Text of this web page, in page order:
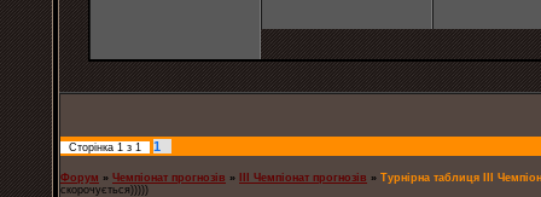
Сторінка 1 з 1 1
Форум » Чемпіонат прогнозів » ІІІ Чемпіонат прогнозів » Турнірна таблиця III
скорочується)))))